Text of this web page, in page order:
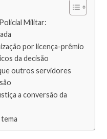
Militar:
por licença-prêmio
da decisão
outros servidores
a conversão da